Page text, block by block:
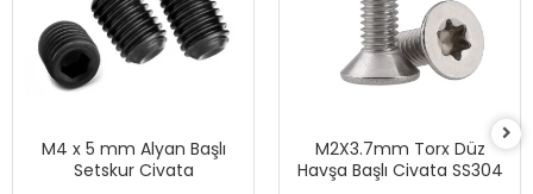
M4 x 5 mm Alyan Başlı
Setskur Civata
M2X3.7mm Torx Düz
Havşa Başlı Civata SS304